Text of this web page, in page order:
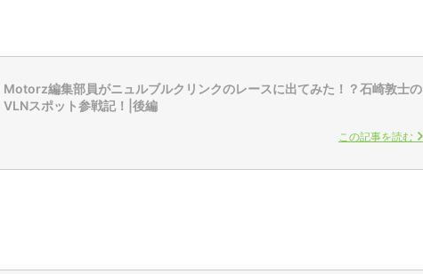
Motorz編集部員がニュルブルクリンクのレースに出てみた！？石崎敦士の
VLNスポット参戦記！|後編
この記事を読む